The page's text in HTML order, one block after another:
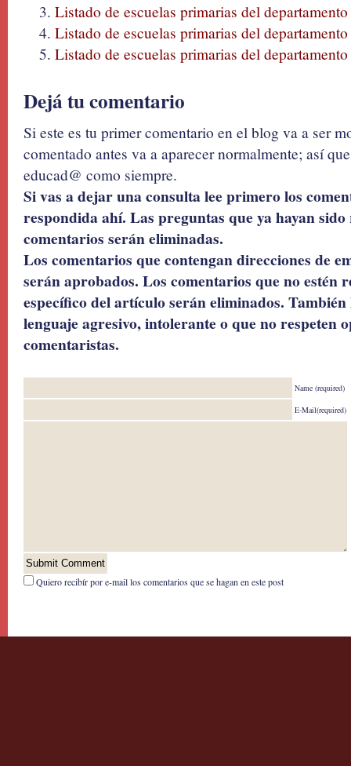
Listado de escuelas primarias del
Listado de escuelas primarias del
Listado de escuelas primarias del
Dejá tu comentario
Si este es tu primer comentario en el blog va a ser
comentado antes va a aparecer normalmente; así
educad@ como siempre.
Si vas a dejar una consulta lee primero los
respondida ahí. Las preguntas que ya hayan
comentarios serán eliminadas.
Los comentarios que contengan direcciones de
serán aprobados. Los comentarios que no estén
específico del artículo serán eliminados.
lenguaje agresivo, intolerante o que no respeten
comentaristas.
Name (required)
E-Mail(required)
Quiero recibír por e-mail los comentarios que se hagan en este post